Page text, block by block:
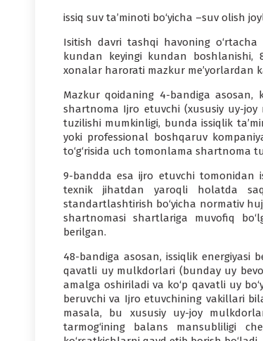
issiq suv ta’minoti bo‘yicha –suv olish
Isitish davri tashqi havoning
kundan keyingi kundan boshlanishi,
xonalar harorati mazkur me’yorlardan
Mazkur qoidaning 4-bandiga asosan,
shartnoma Ijro etuvchi (xususiy uy-
tuzilishi mumkinligi, bunda issiqlik
yoki professional boshqaruv
to‘g‘risida uch tomonlama shartnoma
9-bandda esa ijro etuvchi tomonidan
texnik jihatdan yaroqli holatda
standartlashtirish bo‘yicha normativ
shartnomasi shartlariga muvofiq
berilgan.
48-bandiga asosan, issiqlik energiyasi
qavatli uy mulkdorlari (bunday uy
amalga oshiriladi va ko‘p qavatli uy
beruvchi va Ijro etuvchining vakillari
masala, bu xususiy uy-joy
tarmog‘ining balans mansubliligi